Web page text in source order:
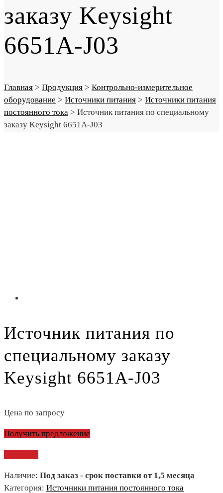
заказу Keysight
6651A-J03
Главная > Продукция > Контрольно-измерительное
оборудование > Источники питания > Источники питания
постоянного тока > Источник питания по специальному
заказу Keysight 6651A-J03
Источник питания по
специальному заказу
Keysight 6651A-J03
Цена по запросу
Получить предложение
Наличие: Под заказ - срок поставки от 1,5 месяца
Категория: Источники питания постоянного тока